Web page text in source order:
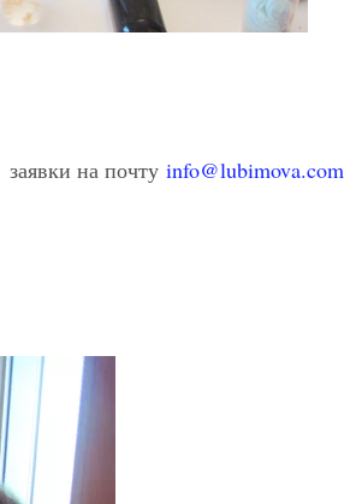
на почту info@lubimova.com